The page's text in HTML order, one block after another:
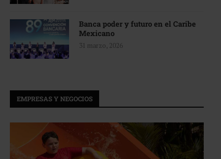
Banca poder y futuro en el Caribe
Mexicano
31 marzo, 2026
EMPRESAS Y NEGOCIOS